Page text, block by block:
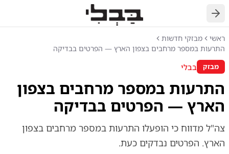
חזרה
ראשי
מבזקי חדשות
התרעות במספר מרחבים בצפון הארץ — הפרטים בבדיקה
מבזק בבלי
התרעות במספר מרחבים בצפון
הארץ — הפרטים בבדיקה
צה"ל מדווח כי הופעלו התרעות במספר מרחבים בצפון
הארץ. הפרטים נבדקים כעת.